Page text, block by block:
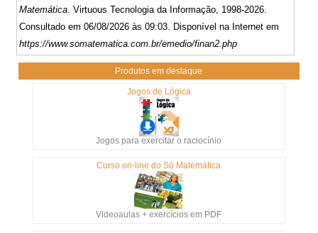
Matemática . Virtuous Tecnologia da Informação, 1998-2026.
Consultado em 06/08/2026 às 09:03. Disponível na Internet em
https://www.somatematica.com.br/emedio/finan2.php
Produtos em destaque
Jogos de Lógica
Jogos para exercitar o raciocínio
Curso on-line do Só Matemática
Videoaulas + exercícios em PDF